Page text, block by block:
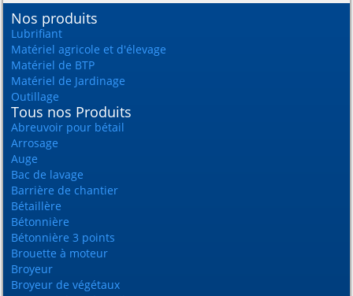
Nos produits
Lubrifiant
Matériel agricole et d'élevage
Matériel de BTP
Matériel de Jardinage
Outillage
Tous nos Produits
Abreuvoir pour bétail
Arrosage
Auge
Bac de lavage
Barrière de chantier
Bétaillère
Bétonnière
Bétonnière 3 points
Brouette à moteur
Broyeur
Broyeur de végétaux